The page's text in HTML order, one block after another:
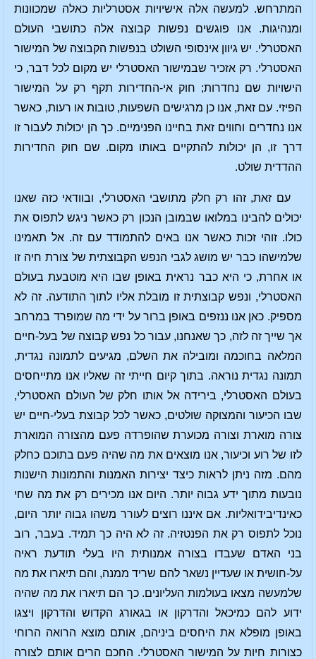
המתרחש. למעשה אלה אישיויות אסטרליות כאלה שמכוונות
ומנהיגות. אנו פוגשים נפשות קבוצה אלה כתושבי העולם
האסטרלי. יש גיוון אינסופי השולט בנפשות הקבוצה של המישור
האסטרלי. רק אזכיר שבמישור האסטרלי יש מקום לכל דבר, כי
הישויות שם נחדרות; חוק אי-החדירות תקף רק על המישור
הפיזי. עם זאת, אנו כן מרגישים השפעות, טובות או רעות, כאשר
אנו נחדרים וחווים זאת בחיינו הפנימיים. כך הן יכולות לעבור זו
דרך זו, הן יכולות להתקיים באותו מקום. שם חוק החדירות
ההדדית שולט.
עם זאת, זהו רק חלק מתושבי האסטרלי, ובוודאי כזה שאנו
יכולים להבינו במלואו שבמובן הנכון רק כאשר ניגש לתפוס את
כולו. זוהי זכות כאשר אנו באים להתמודד עם זה. אל תאמינו
שלמישהו כבר יש מושג לגבי הנפש הקבוצתית של צורת חיה זו
או אחרת, כי היא כבר נראית באופן שבו היא מוטבעת בעולם
האסטרלי, ונפש קבוצתית זו מובלת אליו לתוך התודעה. זה לא
מספיק. כאן אנו ננזפים באופן ברור על ידי מה שמופרד במרחב
אך שייך זה לזה, כך שאנחנו, עבור כל נפש קבוצה של בעל-חיים
המלאה בחוכמה ומובילה את השלם, מגיעים לתמונה נגדית,
תמונה נגדית נוראה. בתוך קיום חייתי זה שאליו אנו מתייחסים
בעולם האסטרלי, בירידה אל אותו חלק של העולם האסטרלי,
שבו הכיעור והמצוקה שולטים, כאשר לכל קבוצת בעלי-חיים יש
צורה מוארת וצורה מכוערת שהופרדה פעם מהצורה המוארת
לזו של רוע וכיעור, אנו מוצאים את מה שהיה פעם בתוכם כחלק
מהם. מזה ניתן לראות כיצד יצירות האמנות והתמונות הישנות
נובעות מתוך ידע גבוה יותר. היום אנו מכירים רק את מה שחי
כאינדיבידואליות. אם איננו רוצים לעורר משהו גבוה יותר היום,
נוכל לתפוס רק את הפנטזיה. זה לא היה כך תמיד. בעבר, רוב
בני האדם שעבדו בצורה אמנותית היו בעלי תודעת ראיה
על-חושית או שעדיין נשאר להם שריד ממנה, והם תיארו את מה
שלמעשה מצאו בעולמות העליונים. כך הם תיארו את מה שהיה
ידוע להם כמיכאל והדרקון או בגאורג הקדוש והדרקון ויצגו
באופן מופלא את היחסים ביניהם, אותם מוצא הרואה הרוחי
כצורות חיות על המישור האסטרלי. החכם הרים אותם לצורה